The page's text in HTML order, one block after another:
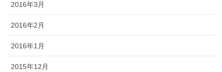
2016年3月
2016年2月
2016年1月
2015年12月